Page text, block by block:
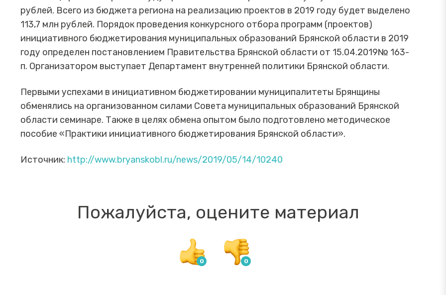
рублей. Всего из бюджета региона на реализацию проектов в 2019 году будет выделено
113,7 млн рублей. Порядок проведения конкурсного отбора программ (проектов)
инициативного бюджетирования муниципальных образований Брянской области в 2019
году определен постановлением Правительства Брянской области от 15.04.2019№ 163-
п. Организатором выступает Департамент внутренней политики Брянской области.
Первыми успехами в инициативном бюджетировании муниципалитеты Брянщины
обменялись на организованном силами Совета муниципальных образований Брянской
области семинаре. Также в целях обмена опытом было подготовлено методическое
пособие «Практики инициативного бюджетирования Брянской области».
Источник: http://www.bryanskobl.ru/news/2019/05/14/10240
Пожалуйста, оцените материал